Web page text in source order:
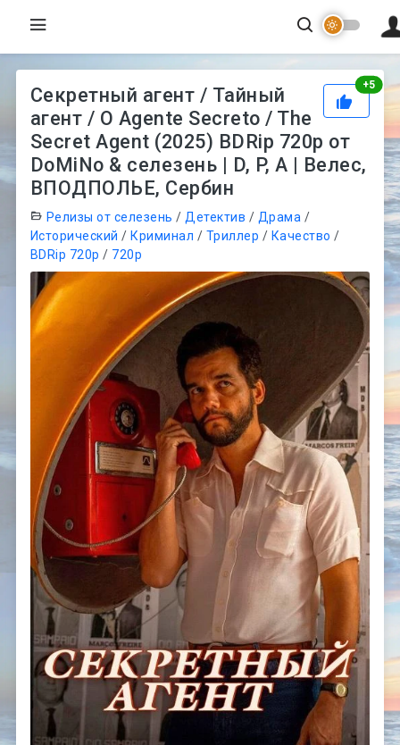
+5
Секретный агент / Тайный
агент / O Agente Secreto / The
Secret Agent (2025) BDRip 720p от
DoMiNo & селезень | D, P, A | Велес,
ВПОДПОЛЬЕ, Сербин
Релизы от селезень / Детектив / Драма /
Исторический /Криминал / Триллер / Качество /
BDRip 720p / 720p